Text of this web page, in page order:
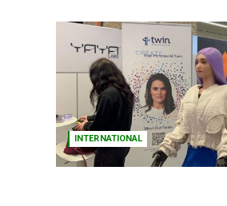
INTERNATIONAL